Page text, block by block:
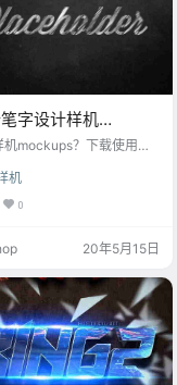
字设计样机
机mockups？下载使用这
高你的工作效率，每一
材高清可印刷，字体样式
，助你打造炫酷文字logo
样机素材的各种需
机
0
20年5月15日